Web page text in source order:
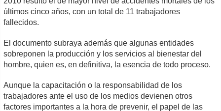
últimos cinco años, con un total de 11 trabajadores
fallecidos.
El documento subraya además que algunas entidades
sobreponen la producción y los servicios al bienestar del
hombre, quien es, en definitiva, la esencia de todo proceso.
Aunque la capacitación o la responsabilidad de los
trabajadores ante el uso de los medios devienen otros
factores importantes a la hora de prevenir, el papel de las